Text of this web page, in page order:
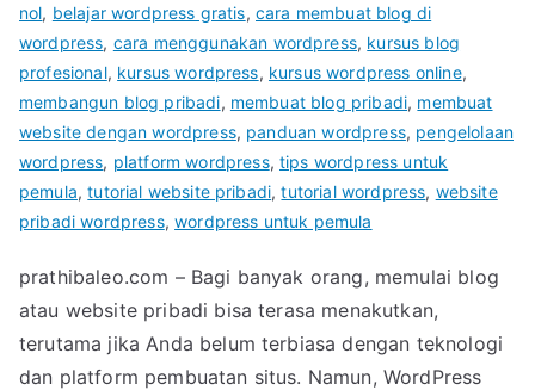
nol, belajar wordpress gratis, cara membuat blog di
wordpress, cara menggunakan wordpress, kursus blog
profesional, kursus wordpress, kursus wordpress online,
membangun blog pribadi, membuat blog pribadi, membuat
website dengan wordpress, panduan wordpress, pengelolaan
wordpress, platform wordpress, tips wordpress untuk
pemula,tutorial website pribadi,tutorial wordpress, website
pribadi wordpress,wordpress untuk pemula
prathibaleo.com – Bagi banyak orang, memulai blog
atau website pribadi bisa terasa menakutkan,
terutama jika Anda belum terbiasa dengan teknologi
dan platform pembuatan situs. Namun, WordPress